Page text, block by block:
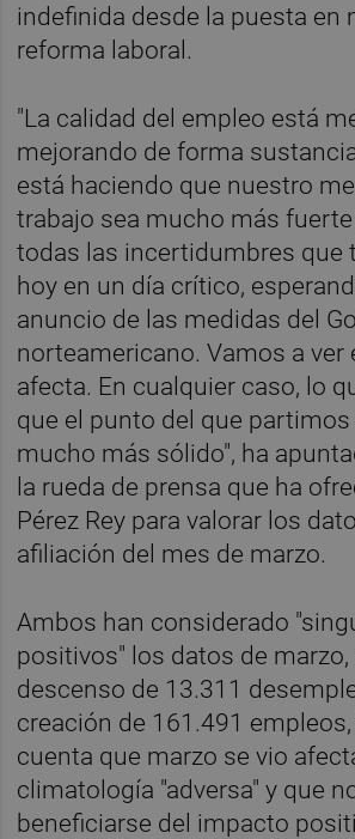
indefinida desde la puesta en
reforma laboral.
"La calidad del empleo está
mejorando de forma
está haciendo que nuestro
trabajo sea mucho más
todas las incertidumbres que
hoy en un día crítico,
anuncio de las medidas del
norteamericano. Vamos a
afecta. En cualquier caso, lo
que el punto del que
mucho más sólido", ha
la rueda de prensa que ha
Pérez Rey para valorar los
afiliación del mes de marzo.
Ambos han considerado
positivos" los datos de marzo,
descenso de 13.311
creación de 161.491
cuenta que marzo se vio
climatología "adversa" y que
beneficiarse del impacto